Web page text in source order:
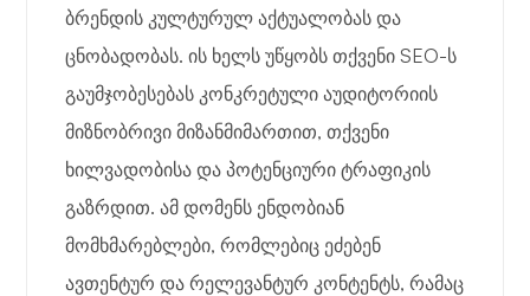
ბრენდის კულტურულ აქტუალობას და
ცნობადობას. ის ხელს უწყობს თქვენი SEO-ს
გაუმჯობესებას კონკრეტული აუდიტორიის
მიზნობრივი მიზანმიმართით, თქვენი
ხილვადობისა და პოტენციური ტრაფიკის
გაზრდით. ამ დომენს ენდობიან
მომხმარებლები, რომლებიც ეძებენ
ავთენტურ და რელევანტურ კონტენტს, რამაც